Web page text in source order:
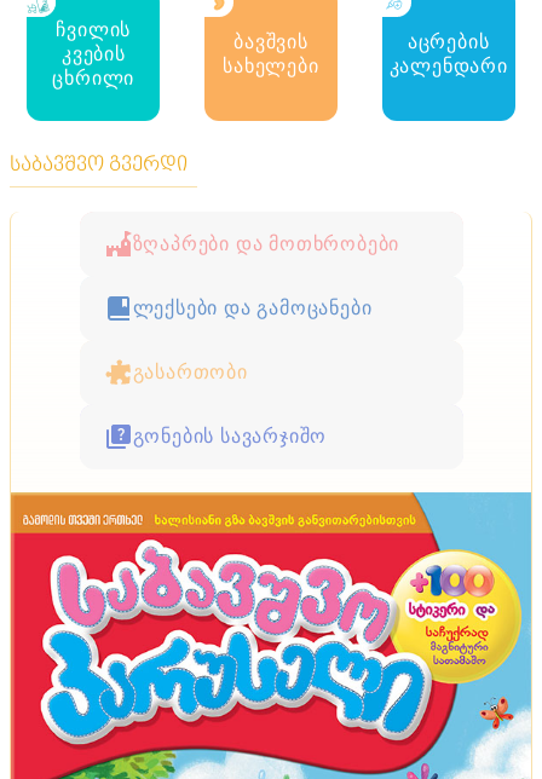
ჩვილის
კვების
ცხრილი
ბავშვის
სახელები
აცრების
კალენდარი
საბავშვო გვერდი
ზღაპრები და მოთხრობები
ლექსები და გამოცანები
გასართობი
გონების სავარჯიშო